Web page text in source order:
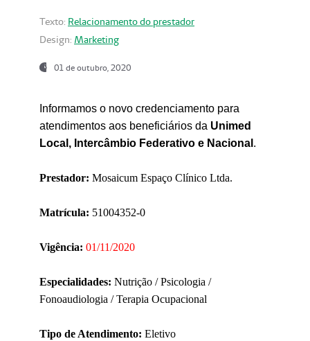
Texto: Relacionamento do prestador
Design: Marketing
01 de outubro, 2020
Informamos o novo credenciamento para
atendimentos aos beneficiários da Unimed
Local, Intercâmbio Federativo e Nacional .
Prestador: Mosaicum Espaço Clínico Ltda.
Matrícula: 51004352-0
Vigência: 01/11/2020
Especialidades: Nutrição / Psicologia /
Fonoaudiologia / Terapia Ocupacional
Tipo de Atendimento: Eletivo